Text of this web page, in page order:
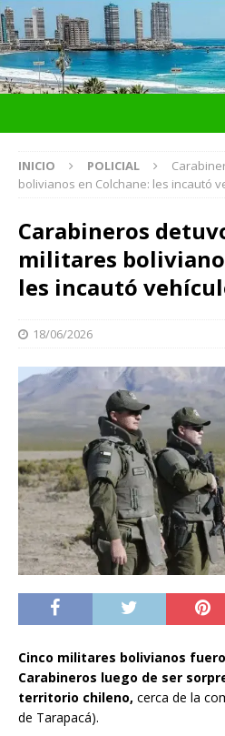
INICIO POLICIAL
bolivianos en Colchane: les incautó
Carabineros
militares
les incautó
18/06/2026
Cinco militares bolivianos
Carabineros luego de ser
territorio chileno, cerca de la
de Tarapacá).